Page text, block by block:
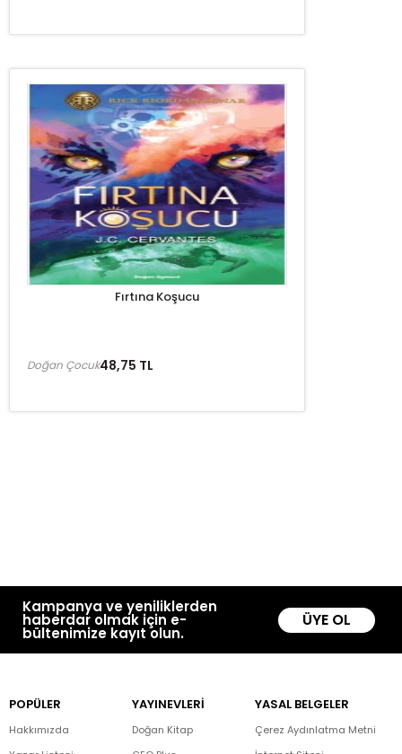
Fırtına Koşucu
48,75 TL
Doğan Çocuk
Kampanya ve yeniliklerden
haberdar olmak için e-
bültenimize kayıt olun.
ÜYE OL
POPÜLER
Hakkımızda
YAYINEVLERİ
Doğan Kitap
YASAL BELGELER
Çerez Aydınlatma Metni